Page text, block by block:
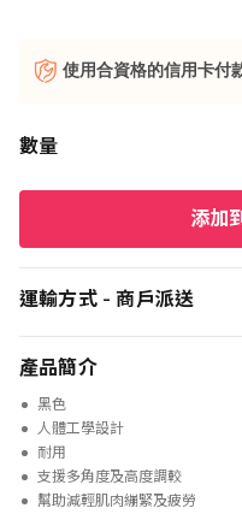
使用合資格的信用卡付
數量
添加
運輸方式 - 商戶派送
產品簡介
黑色
人體工學設計
耐用
支援多角度及高度調較
幫助減輕肌肉繃緊及疲勞